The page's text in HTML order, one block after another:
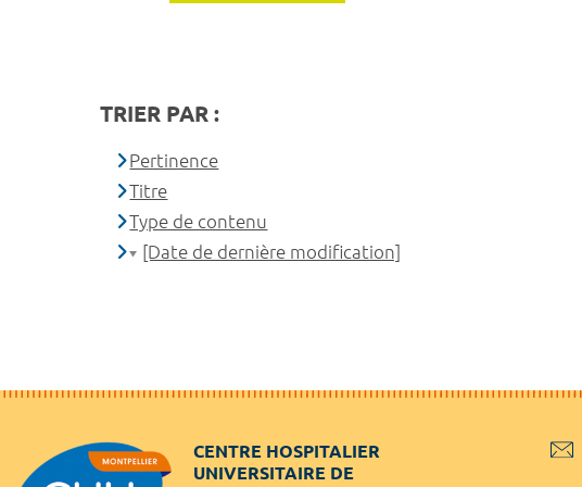
TRIER PAR :
Pertinence
Titre
Type de contenu
[Date de dernière modification]
CENTRE HOSPITALIER
UNIVERSITAIRE DE